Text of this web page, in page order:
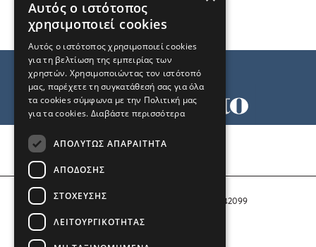
Αριθμός Πιστοποίησης Μ.Η.Τ. 242099
COPYRIGHT © 2026 Το Μανιφέστο
Αυτός ο ιστότοπος
χρησιμοποιεί cookies
Αυτός ο ιστότοπος χρησιμοποιεί cookies
για τη βελτίωση της εμπειρίας των
χρηστών. Χρησιμοποιώντας τον ιστότοπό
μας, παρέχετε τη συγκατάθεσή σας για όλα
τα cookies σύμφωνα με την Πολιτική μας
για τα cookies. Διαβάστε περισσότερα
ΑΠΟΛΎΤΩΣ ΑΠΑΡΑΊΤΗΤΑ
ΑΠΌΔΟΣΗΣ
ΣΤΌΧΕΥΣΗΣ
ΛΕΙΤΟΥΡΓΙΚΌΤΗΤΑΣ